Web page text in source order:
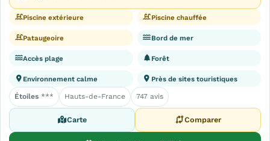
Piscine extérieure Piscine chauffée
Pataugeoire Bord de mer
Accès plage Forêt
Environnement calme Près de sites touristiques
Étoiles *** Hauts-de-France 747 avis
Carte Comparer